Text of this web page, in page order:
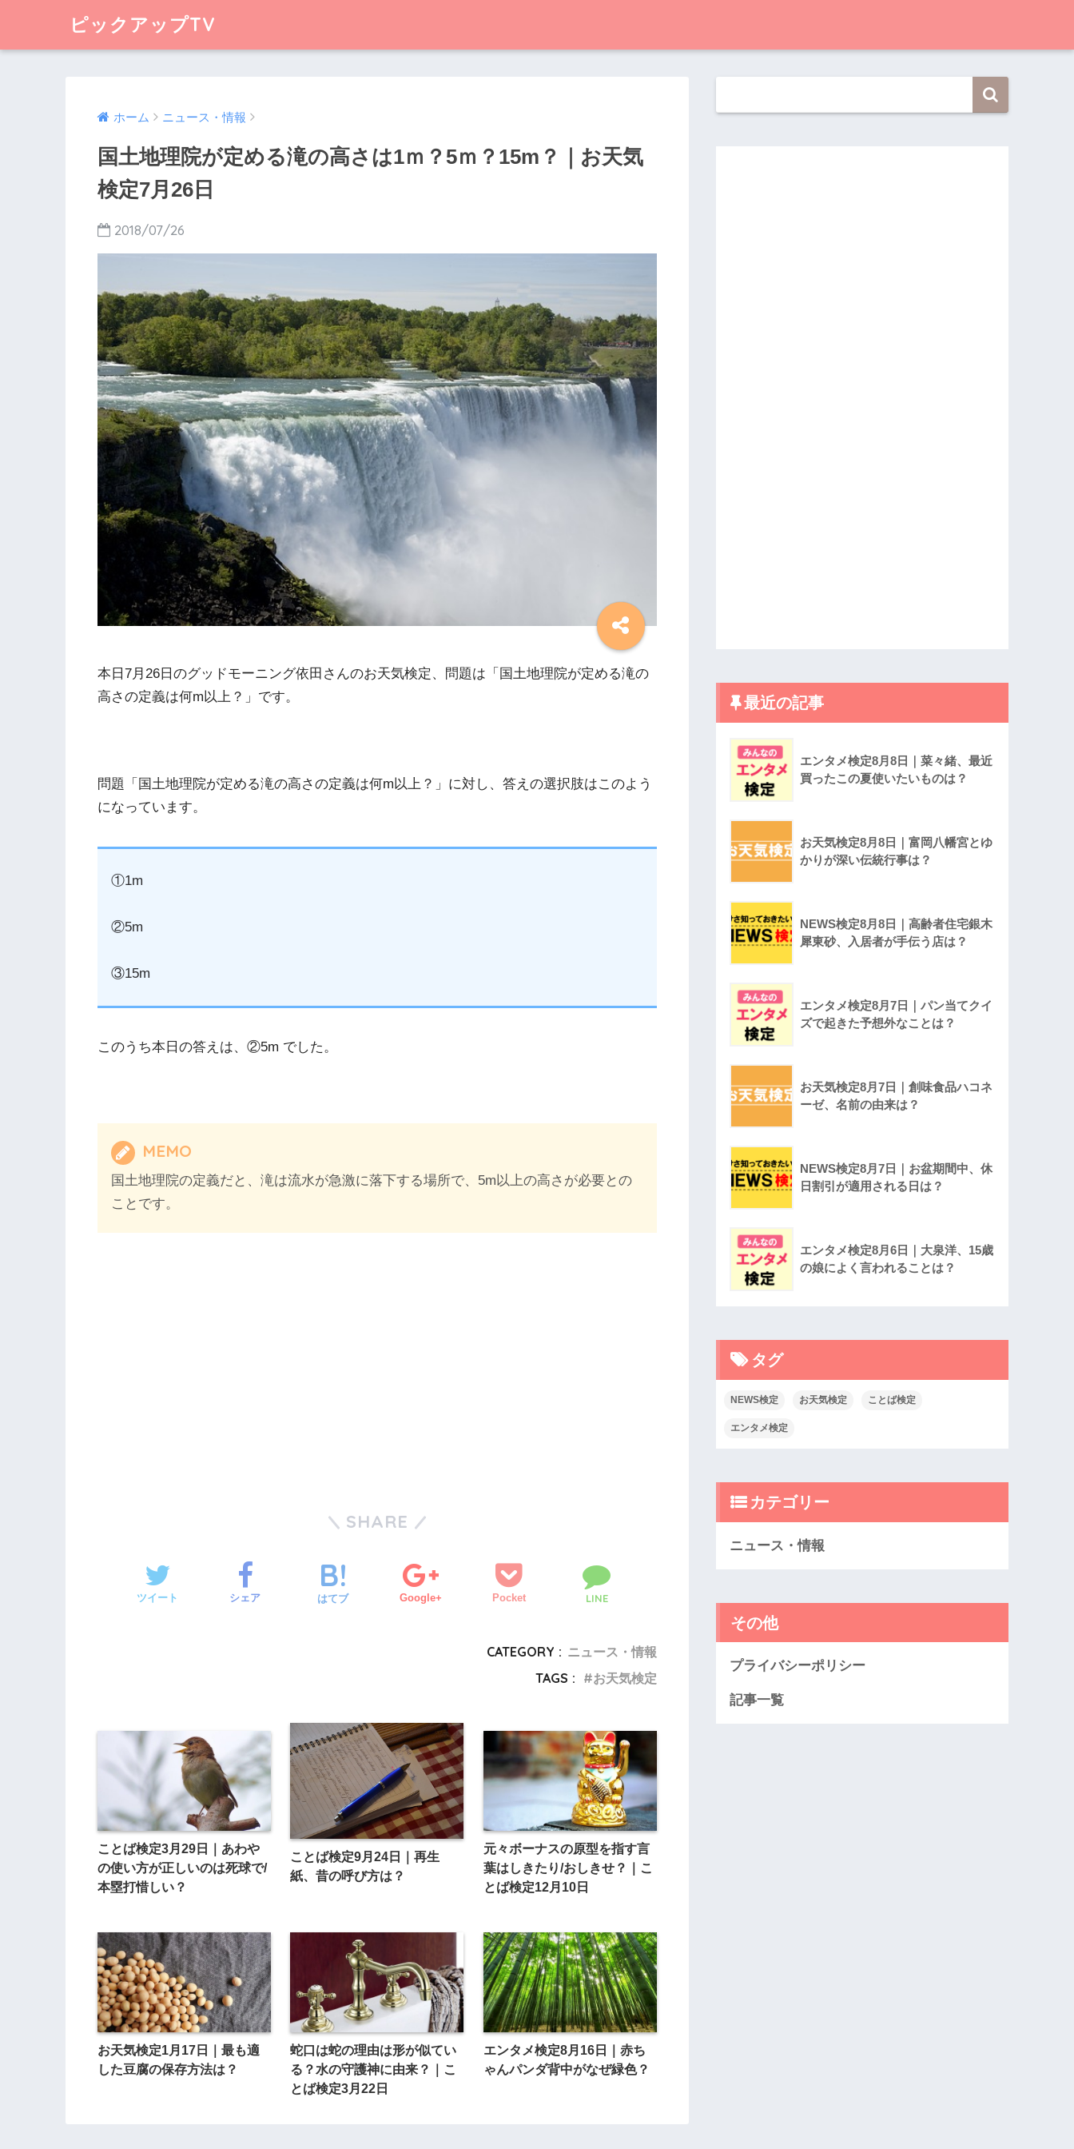
ピックアップTV
ホーム ニュース・情報
国土地理院が定める滝の高さは1ｍ？5ｍ？15m？｜お天気
検定7月26日
2018/07/26
本日7月26日のグッドモーニング依田さんのお天気検定、問題は「国土地理院が定める滝の
高さの定義は何m以上？」です。
問題「国土地理院が定める滝の高さの定義は何m以上？」に対し、答えの選択肢はこのよう
になっています。
①1m
②5m
③15m
このうち本日の答えは、②5m でした。
MEMO
国土地理院の定義だと、滝は流水が急激に落下する場所で、5m以上の高さが必要との
ことです。
SHARE
ツイート シェア はてブ Google+ Pocket LINE
CATEGORY : ニュース・情報
TAGS :
お天気検定
ことば検定3月29日｜あわや
の使い方が正しいのは死球で/
本塁打惜しい？
ことば検定9月24日｜再生
紙、昔の呼び方は？
元々ボーナスの原型を指す言
葉はしきたり/おしきせ？｜こ
とば検定12月10日
お天気検定1月17日｜最も適
した豆腐の保存方法は？
蛇口は蛇の理由は形が似てい
る？水の守護神に由来？｜こ
とば検定3月22日
エンタメ検定8月16日｜赤ち
ゃんパンダ背中がなぜ緑色？
最近の記事
エンタメ検定8月8日｜菜々緒、最近
買ったこの夏使いたいものは？
お天気検定8月8日｜富岡八幡宮とゆ
かりが深い伝統行事は？
NEWS検定8月8日｜高齢者住宅銀木
犀東砂、入居者が手伝う店は？
エンタメ検定8月7日｜パン当てクイ
ズで起きた予想外なことは？
お天気検定8月7日｜創味食品ハコネ
ーゼ、名前の由来は？
NEWS検定8月7日｜お盆期間中、休
日割引が適用される日は？
エンタメ検定8月6日｜大泉洋、15歳
の娘によく言われることは？
タグ
NEWS検定 お天気検定 ことば検定
エンタメ検定
カテゴリー
ニュース・情報
その他
プライバシーポリシー
記事一覧